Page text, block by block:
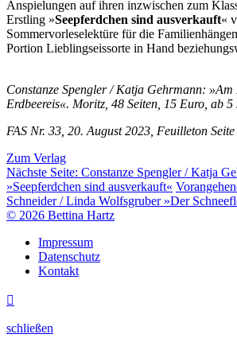
Anspielungen auf ihren inzwischen zum
Erstling »Seepferdchen sind ausverkauft«
Sommervorleselektüre für die
Portion Lieblingseissorte in Hand
Constanze Spengler / Katja Gehrmann:
Erdbeereis«. Moritz, 48 Seiten, 15 Euro, ab 5
FAS Nr. 33, 20. August 2023, Feuilleton
Zum Verlag
Nächste Seite: Constanze Spengler / Katja
»Seepferdchen sind ausverkauft«
Schneider / Linda Wolfsgruber »Der
© 2026 Bettina Hartz
Impressum
Datenschutz
Kontakt

schließen